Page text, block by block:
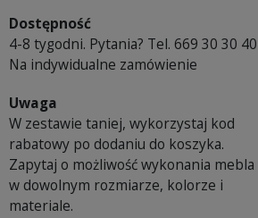
Dostępność
4-8 tygodni. Pytania? Tel. 669 30 30 40
Na indywidualne zamówienie
Uwaga
W zestawie taniej, wykorzystaj kod
rabatowy po dodaniu do koszyka.
Zapytaj o możliwość wykonania mebla
w dowolnym rozmiarze, kolorze i
materiale.